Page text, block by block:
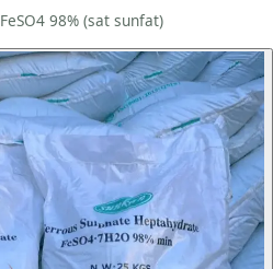
FeSO4 98% (sat sunfat)